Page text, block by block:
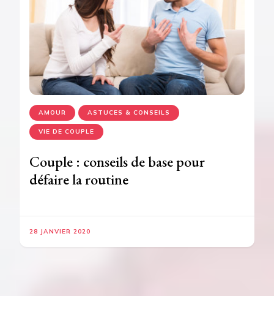
AMOUR ASTUCES & CONSEILS
VIE DE COUPLE
Couple : conseils de base pour
défaire la routine
28 JANVIER 2020